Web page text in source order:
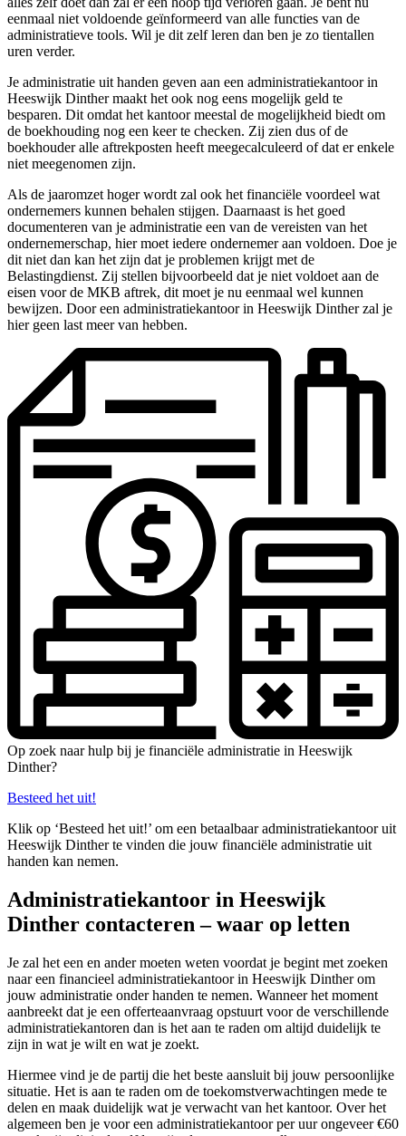
eenmaal niet voldoende geïnformeerd van alle functies van de
administratieve tools. Wil je dit zelf leren dan ben je zo tientallen
uren verder.
Je administratie uit handen geven aan een administratiekantoor in
Heeswijk Dinther maakt het ook nog eens mogelijk geld te
besparen. Dit omdat het kantoor meestal de mogelijkheid biedt om
de boekhouding nog een keer te checken. Zij zien dus of de
boekhouder alle aftrekposten heeft meegecalculeerd of dat er enkele
niet meegenomen zijn.
Als de jaaromzet hoger wordt zal ook het financiële voordeel wat
ondernemers kunnen behalen stijgen. Daarnaast is het goed
documenteren van je administratie een van de vereisten van het
ondernemerschap, hier moet iedere ondernemer aan voldoen. Doe je
dit niet dan kan het zijn dat je problemen krijgt met de
Belastingdienst. Zij stellen bijvoorbeeld dat je niet voldoet aan de
eisen voor de MKB aftrek, dit moet je nu eenmaal wel kunnen
bewijzen. Door een administratiekantoor in Heeswijk Dinther zal je
hier geen last meer van hebben.
Op zoek naar hulp bij je financiële administratie in Heeswijk
Dinther?
Besteed het uit!
Klik op ‘Besteed het uit!’ om een betaalbaar administratiekantoor uit
Heeswijk Dinther te vinden die jouw financiële administratie uit
handen kan nemen.
Administratiekantoor in Heeswijk
Dinther contacteren – waar op letten
Je zal het een en ander moeten weten voordat je begint met zoeken
naar een financieel administratiekantoor in Heeswijk Dinther om
jouw administratie onder handen te nemen. Wanneer het moment
aanbreekt dat je een offerteaanvraag opstuurt voor de verschillende
administratiekantoren dan is het aan te raden om altijd duidelijk te
zijn in wat je wilt en wat je zoekt.
Hiermee vind je de partij die het beste aansluit bij jouw persoonlijke
situatie. Het is aan te raden om de toekomstverwachtingen mede te
delen en maak duidelijk wat je verwacht van het kantoor. Over het
algemeen ben je voor een administratiekantoor per uur ongeveer €60